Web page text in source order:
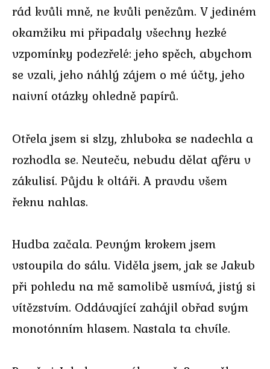
rád kvůli mně, ne kvůli penězům. V jediném
okamžiku mi připadaly všechny hezké
vzpomínky podezřelé: jeho spěch, abychom
se vzali, jeho náhlý zájem o mé účty, jeho
naivní otázky ohledně papírů.
Otřela jsem si slzy, zhluboka se nadechla a
rozhodla se. Neuteču, nebudu dělat aféru v
zákulisí. Půjdu k oltáři. A pravdu všem
řeknu nahlas.
Hudba začala. Pevným krokem jsem
vstoupila do sálu. Viděla jsem, jak se Jakub
při pohledu na mě samolibě usmívá, jistý si
vítězstvím. Oddávající zahájil obřad svým
monotónním hlasem. Nastala ta chvíle.